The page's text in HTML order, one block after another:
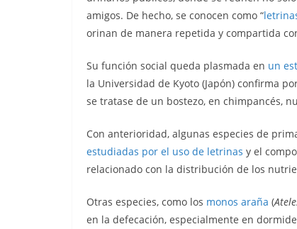
amigos. De hecho, se conocen como “
orinan de manera repetida y compartida
Su función social queda plasmada en un
la Universidad de Kyoto (Japón) confirma
se tratase de un bostezo, en chimpancés,
Con anterioridad, algunas especies de
estudiadas por el uso de letrinas y el
relacionado con la distribución de los
Otras especies, como los monos araña (
en la defecación, especialmente en